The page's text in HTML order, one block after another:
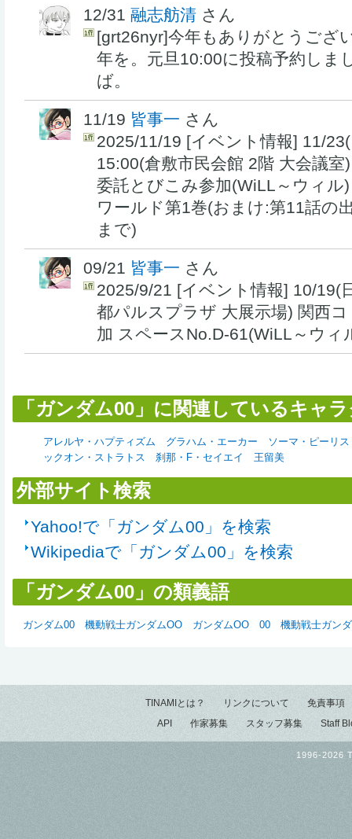
12/31 融志舫清 さん
[grt26nyr]今年もありがとうござ
年を。元旦10:00に投稿予約しま
ば。
11/19 皆事一 さん
2025/11/19 [イベント情報] 11/
15:00(倉敷市民会館 2階 大会議
委託とびこみ参加(WiLL～ウィル
ワールド第1巻(おまけ:第11話の
まで)
09/21 皆事一 さん
2025/9/21 [イベント情報] 10/19(
都パルスプラザ 大展示場) 関西
加 スペースNo.D-61(WiLL～ウィ
「ガンダム00」に関連しているキャ
アレルヤ・ハプティズム グラハム・エーカー
ソーマ・ピーリス
ックオン・ストラトス
刹那・F・セイエイ 王留美
外部サイト検索
Yahoo!で「ガンダム00」を検索
Wikipediaで「ガンダム00」を検索
「ガンダム00」の類義語
ガンダム00 機動戦士ガンダムOO ガンダムOO 00 機動戦士ガン
TINAMIとは？ リンクについて
免責事項
API
作家募集 スタッフ募集 Staff
1996-2026